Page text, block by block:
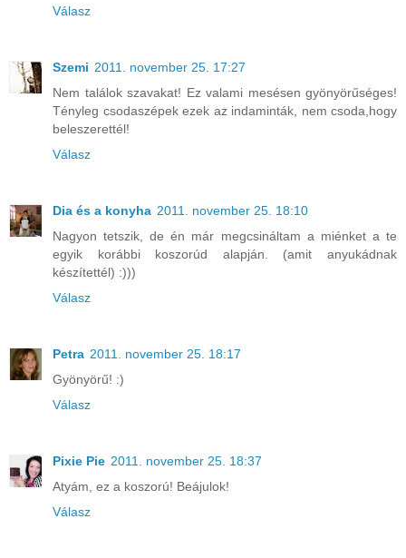
Válasz
Szemi 2011. november 25. 17:27
Nem találok szavakat! Ez valami mesésen gyönyörűséges!
Tényleg csodaszépek ezek az indaminták, nem csoda,hogy
beleszerettél!
Válasz
Dia és a konyha 2011. november 25. 18:10
Nagyon tetszik, de én már megcsináltam a miénket a te
egyik korábbi koszorúd alapján. (amit anyukádnak
készítettél) :)))
Válasz
Petra 2011. november 25. 18:17
Gyönyörű! :)
Válasz
Pixie Pie 2011. november 25. 18:37
Atyám, ez a koszorú! Beájulok!
Válasz